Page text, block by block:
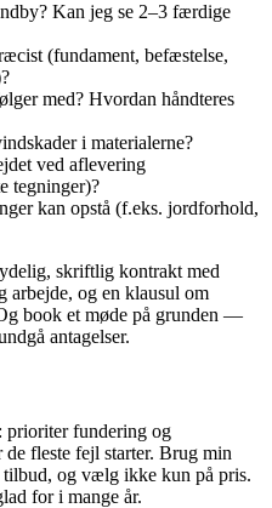
Kan jeg se 2–3 færdige
(fundament, befæstelse,
med? Hvordan håndteres
i materialerne?
ved aflevering
tegninger)?
kan opstå (f.eks. jordforhold,
skriftlig kontrakt med
arbejde, og en klausul om
book et møde på grunden —
antagelser.
prioriter fundering og
fleste fejl starter. Brug min
og vælg ikke kun på pris.
for i mange år.